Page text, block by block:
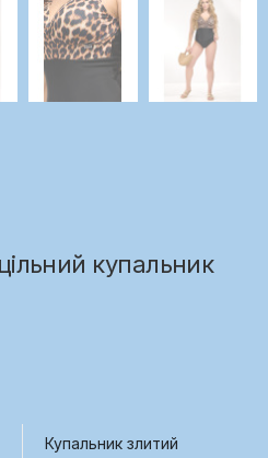
купальник
Купальник злитий